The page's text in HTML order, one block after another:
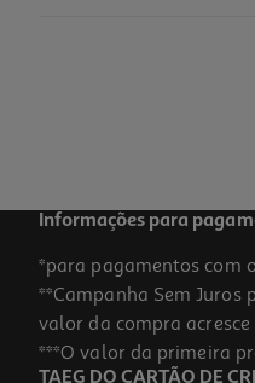
Informações para
*para pagamentos com
**Campanha Sem
valor da compra
***O valor da primeira
TAEG DO CARTÃO DE